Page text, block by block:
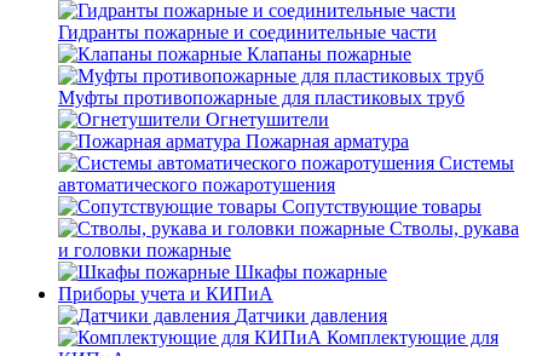
Гидранты пожарные и соединительные части
Клапаны пожарные
Муфты противопожарные для пластиковых труб
Огнетушители
Пожарная арматура
Системы
автоматического пожаротушения
Сопутствующие товары
Стволы, рукава
и головки пожарные
Шкафы пожарные
Приборы учета и КИПиА
Датчики давления
Комплектующие для